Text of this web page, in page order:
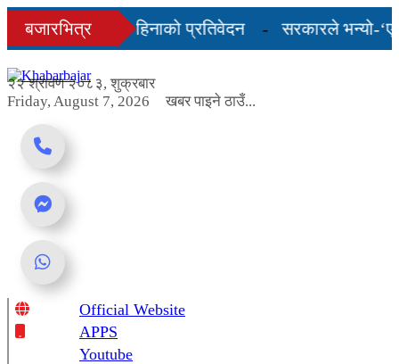
Skip
content
बजारभित्र
को अन्तिम तीन महिनाको प्रतिवेदन
सरकारले भन्यो-
२२ श्रावण २०८३, शुक्रबार
Friday, August 7, 2026
खबर पाइने ठाउँ...
Online News Portal
Official Website
APPS
Youtube